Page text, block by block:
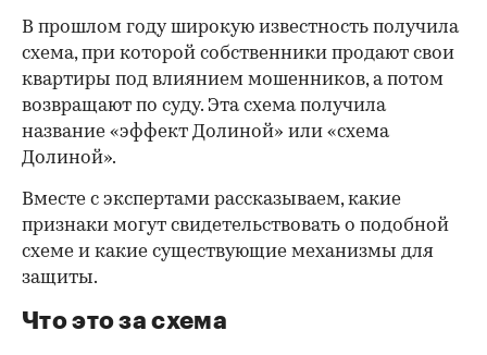
В прошлом году широкую известность получила
схема, при которой собственники продают свои
квартиры под влиянием мошенников, а потом
возвращают по суду. Эта схема получила
название «эффект Долиной» или «схема
Долиной».
Вместе с экспертами рассказываем, какие
признаки могут свидетельствовать о подобной
схеме и какие существующие механизмы для
защиты.
Что это за схема